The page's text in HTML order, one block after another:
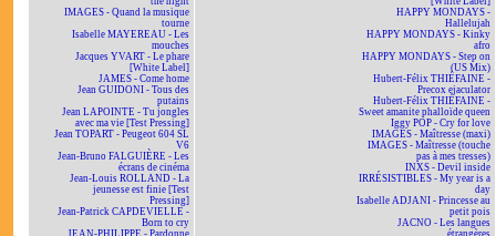
IMAGES - Quand la musique
tourne
Isabelle MAYEREAU - Les
mouches
Jacques YVART - Le phare
[White Label]
JAMES - Come home
Jean GUIDONI - Tous des
putains
Jean LAPOINTE - Tu jongles
avec ma vie [Test Pressing]
Jean TOPART - Peugeot 604 SL
V6
Jean-Bruno FALGUIÈRE - Les
écrans de cinéma
Jean-Louis ROLLAND - La
jeunesse est finie [Test
Pressing]
Jean-Patrick CAPDEVIELLE -
Born to cry
JEAN-PHILIPPE - Pardonne
HAPPY MONDAYS -
Hallelujah
HAPPY MONDAYS - Kinky
afro
HAPPY MONDAYS - Step on
(US Mix)
Hubert-Félix THIÉFAINE -
Precox ejaculator
Hubert-Félix THIÉFAINE -
Sweet amanite phalloïde queen
Iggy POP - Cry for love
IMAGES - Maîtresse (maxi)
IMAGES - Maîtresse (touche
pas à mes tresses)
INXS - Devil inside
IRRÉSISTIBLES - My year is a
day
Isabelle ADJANI - Princesse au
petit pois
JACNO - Les langues
étrangères